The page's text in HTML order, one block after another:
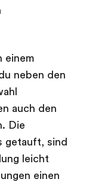
einem
neben den
auch den
Die
getauft, sind
leicht
einen